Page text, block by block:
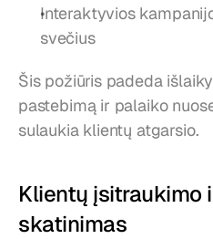
Interaktyvios
svečius
Šis požiūris padeda
pastebimą ir palaiko
sulaukia klientų atgarsio.
Klientų įsitraukimo
skatinimas